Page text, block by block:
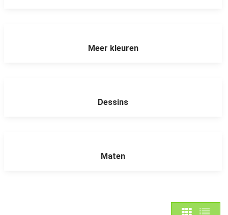
Meer kleuren
Dessins
Maten